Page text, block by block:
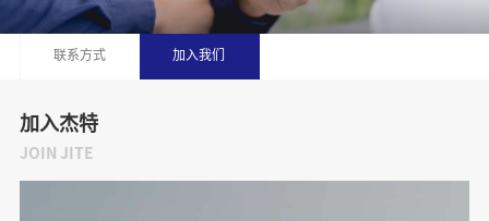
联系方式 加入我们
加入杰特
JOIN JITE